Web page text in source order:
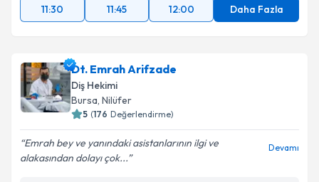
11:30
11:45 12:00 Daha Fazla
Dt. Emrah Arifzade
Diş Hekimi
Bursa, Nilüfer
5 (176 Değerlendirme)
Emrah bey ve yanındaki asistanlarının ilgi ve
alakasından dolayı çok...
Devamı